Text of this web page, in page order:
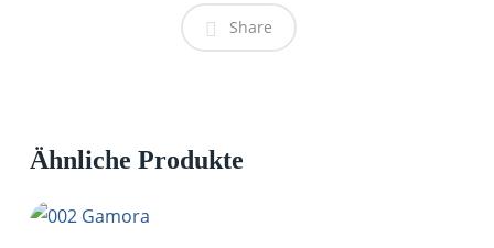
Share
Ähnliche Produkte